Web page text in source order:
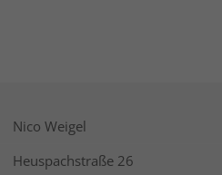
Nico Weigel
Heuspachstraße 26